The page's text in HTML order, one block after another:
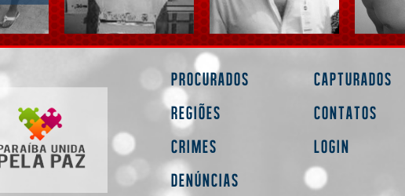
Procurados
Regiões
Crimes
Denúncias
Capturados
Contatos
Login